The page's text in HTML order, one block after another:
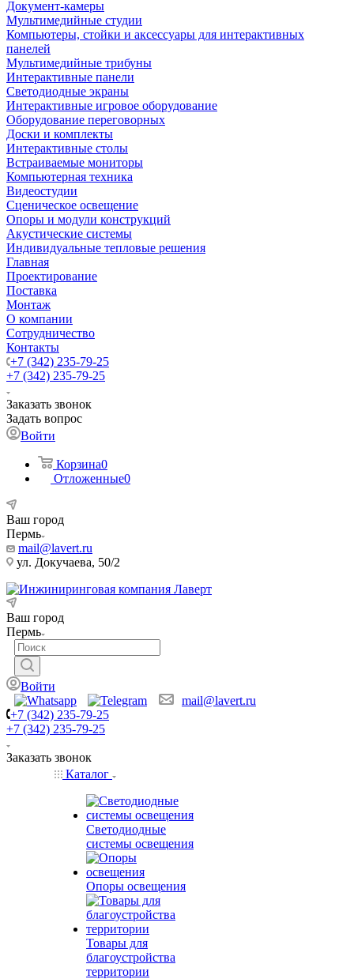
Документ-камеры
Мультимедийные студии
Компьютеры, стойки и аксессуары для интерактивных
панелей
Мультимедийные трибуны
Интерактивные панели
Светодиодные экраны
Интерактивные игровое оборудование
Оборудование переговорных
Доски и комплекты
Интерактивные столы
Встраиваемые мониторы
Компьютерная техника
Видеостудии
Cценическое освещение
Опоры и модули конструкций
Акустические системы
Индивидуальные тепловые решения
Главная
Проектирование
Поставка
Монтаж
О компании
Сотрудничество
Контакты
+7 (342) 235-79-25
+7 (342) 235-79-25
Заказать звонок
Задать вопрос
Войти
Корзина0
Отложенные0
Ваш город
Пермь
mail@lavert.ru
ул. Докучаева, 50/2
Ваш город
Пермь
Войти
mail@lavert.ru
+7 (342) 235-79-25
+7 (342) 235-79-25
Заказать звонок
Каталог
Светодиодные
системы освещения
Опоры освещения
Товары для
благоустройства
территории